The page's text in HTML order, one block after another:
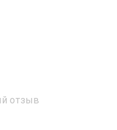
отзыв